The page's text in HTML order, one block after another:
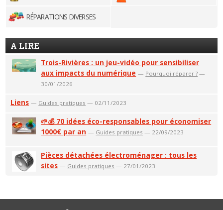
RÉPARATIONS DIVERSES
A LIRE
Trois-Rivières : un jeu-vidéo pour sensibiliser
aux impacts du numérique — Pourquoi réparer ? —
30/01/2026
Liens — Guides pratiques — 02/11/2023
🌱💰 70 idées éco-responsables pour économiser
1000€ par an — Guides pratiques — 22/09/2023
Pièces détachées électroménager : tous les
sites — Guides pratiques — 27/01/2023